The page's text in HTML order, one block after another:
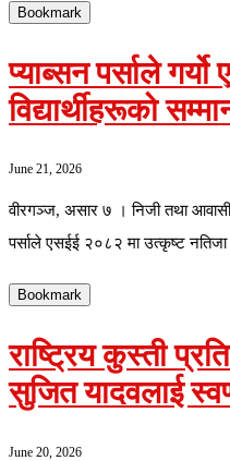
Bookmark
प्याब्सन पर्साले
विद्यार्थीहरूको
June 21, 2026
वीरगञ्ज, असार ७ । निजी तथा
पर्साले एसईई २०८२ मा उत्कृष्ट
Bookmark
राष्ट्रिय कुस्ती
सुजित यादवलाई
June 20, 2026